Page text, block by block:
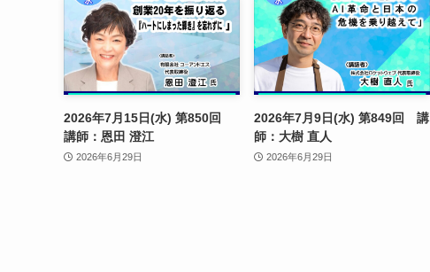
2026年7月15日(水) 第850回
講師：恩田 澄江
2026年6月29日
2026年7月9日(水) 第849回 講
師：大樹 直人
2026年6月29日